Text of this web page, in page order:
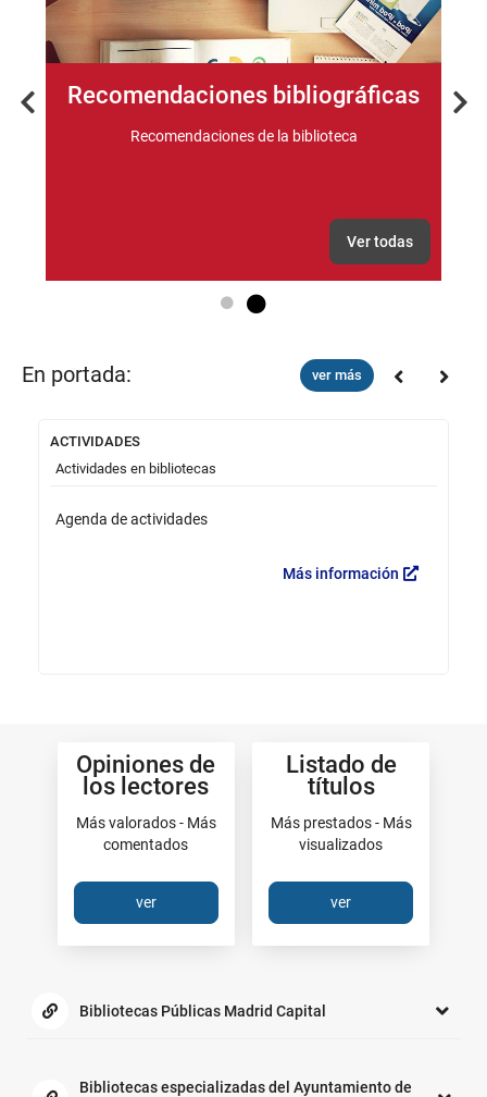
Previous
Recomendaciones bibliográficas
Recomendaciones de la biblioteca
Ver todas
Go to slide 1
Go to slide 2
En portada: ver más
ACTIVIDADES
Actividades en bibliotecas
Agenda de actividades
Más información
Opiniones de
los lectores
Más valorados - Más
comentados
ver
Listado de
títulos
Más prestados - Más
visualizados
ver
interés:Bibliotecas Públicas Madrid Capital
Bibliotecas especializadas del Ayuntamiento de